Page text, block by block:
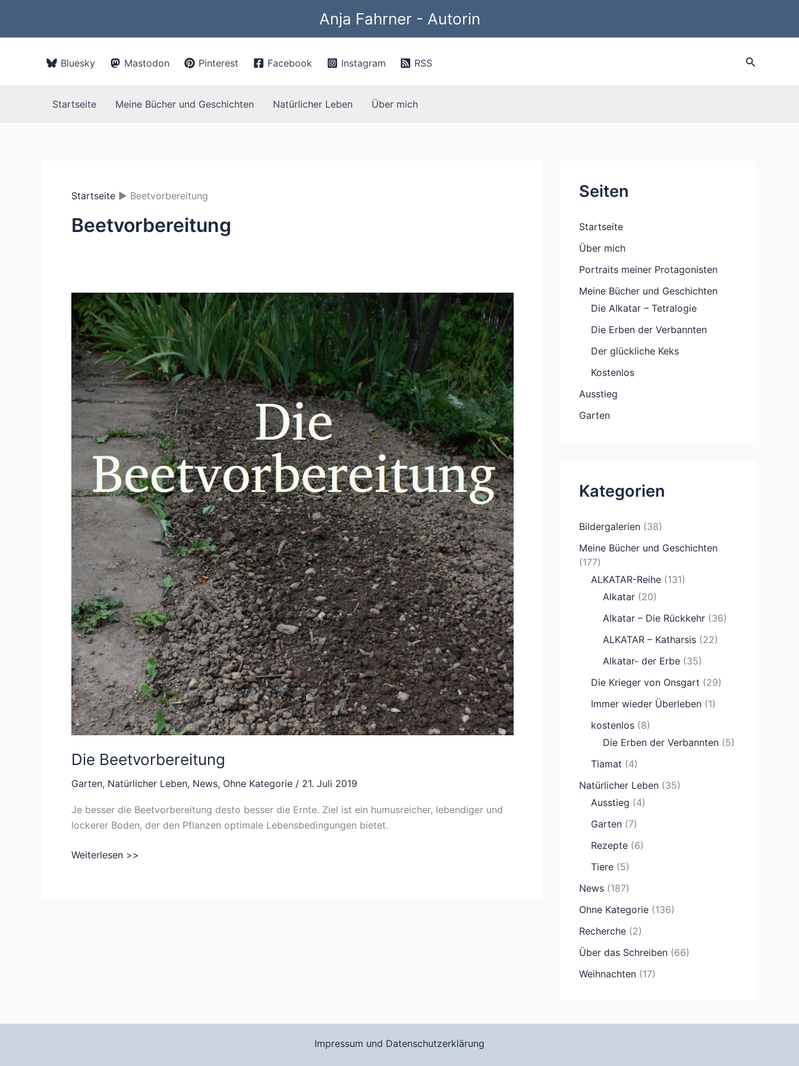
springen
Anja Fahrner - Autorin
Bluesky Mastodon Pinterest Facebook Instagram RSS Suche
Startseite Meine Bücher und Geschichten Natürlicher Leben Über mich
Startseite Beetvorbereitung
Beetvorbereitung
Die Beetvorbereitung
Garten, Natürlicher Leben, News, Ohne Kategorie / 21. Juli 2019
Je besser die Beetvorbereitung desto besser die Ernte. Ziel ist ein humusreicher, lebendiger und
lockerer Boden, der den Pflanzen optimale Lebensbedingungen bietet.
Die
Weiterlesen >>
Seiten
Startseite
Über mich
Portraits meiner Protagonisten
Meine Bücher und Geschichten
Die Alkatar – Tetralogie
Die Erben der Verbannten
Der glückliche Keks
Kostenlos
Ausstieg
Garten
Kategorien
Bildergalerien (38)
Meine Bücher und Geschichten
(177)
ALKATAR-Reihe (131)
Alkatar (20)
Alkatar – Die Rückkehr (36)
ALKATAR – Katharsis (22)
Alkatar- der Erbe (35)
Die Krieger von Onsgart (29)
Immer wieder Überleben (1)
kostenlos (8)
Die Erben der Verbannten (5)
Tiamat (4)
Natürlicher Leben (35)
Ausstieg (4)
Garten (7)
Rezepte (6)
Tiere (5)
News (187)
Ohne Kategorie (136)
Recherche (2)
Über das Schreiben (66)
Weihnachten (17)
Impressum und Datenschutzerklärung